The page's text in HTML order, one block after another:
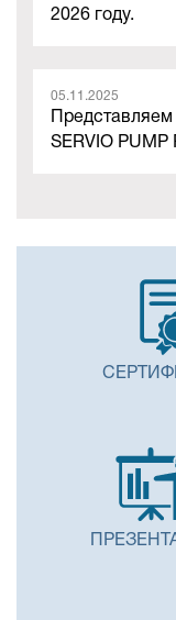
2026 году.
05.11.2025
SERVIO PUMP